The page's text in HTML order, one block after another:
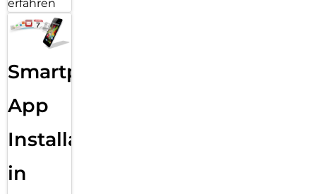
erfahren
Smartphone
App
Installation
in